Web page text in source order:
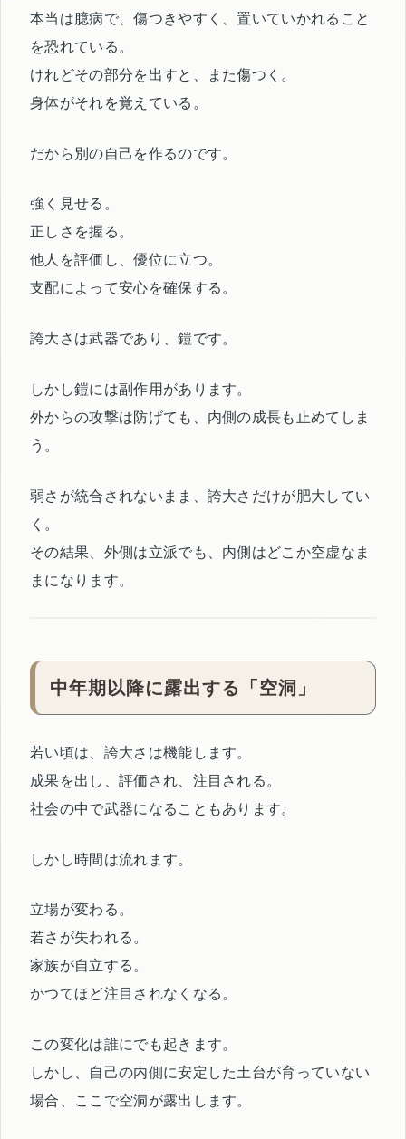
本当は臆病で、傷つきやすく、置いていかれること
を恐れている。
けれどその部分を出すと、また傷つく。
身体がそれを覚えている。
だから別の自己を作るのです。
強く見せる。
正しさを握る。
他人を評価し、優位に立つ。
支配によって安心を確保する。
誇大さは武器であり、鎧です。
しかし鎧には副作用があります。
外からの攻撃は防げても、内側の成長も止めてしま
う。
弱さが統合されないまま、誇大さだけが肥大してい
く。
その結果、外側は立派でも、内側はどこか空虚なま
まになります。
中年期以降に露出する「空洞」
若い頃は、誇大さは機能します。
成果を出し、評価され、注目される。
社会の中で武器になることもあります。
しかし時間は流れます。
立場が変わる。
若さが失われる。
家族が自立する。
かつてほど注目されなくなる。
この変化は誰にでも起きます。
しかし、自己の内側に安定した土台が育っていない
場合、ここで空洞が露出します。